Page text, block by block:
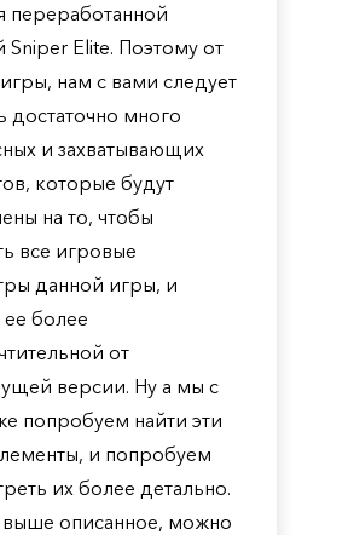
переработанной
Sniper Elite. Поэтому от
нам с вами следует
достаточно много
и захватывающих
которые будут
на то, чтобы
все игровые
данной игры, и
ее более
от
версии. Ну а мы с
попробуем найти эти
и попробуем
их более детально.
выше описанное, можно